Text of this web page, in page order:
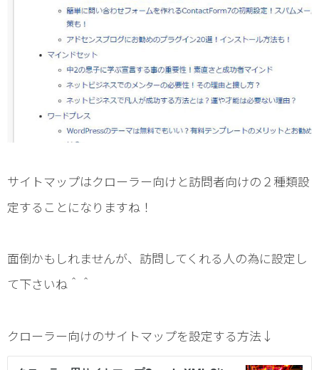
サイトマップはクローラー向けと訪問者向けの２種類設
定することになりますね！
面倒かもしれませんが、訪問してくれる人の為に設定し
て下さいね＾＾
クローラー向けのサイトマップを設定する方法↓